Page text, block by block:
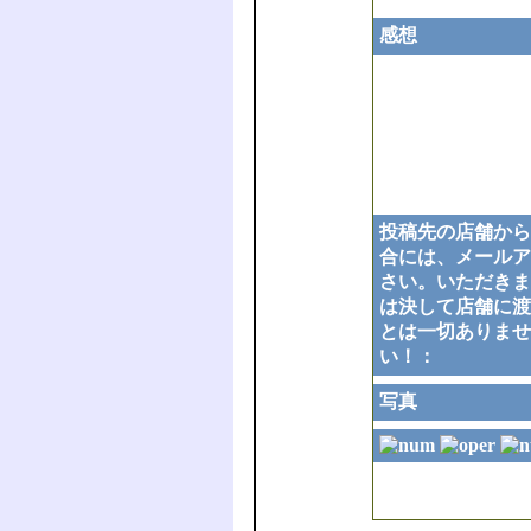
感想
投稿先の店舗か
合には、メール
さい。いただき
は決して店舗に
とは一切ありま
い！：
写真